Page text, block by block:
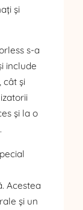
și
s-a
include
cât și
și la o
Acestea
și un